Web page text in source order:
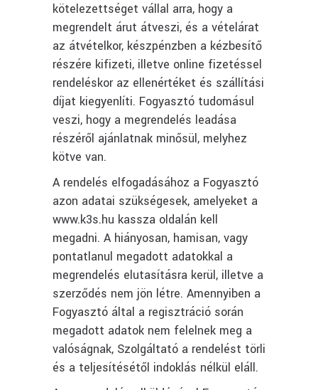
kötelezettséget vállal arra, hogy a
megrendelt árut átveszi, és a vételárat
az átvételkor, készpénzben a kézbesítő
részére kifizeti, illetve online fizetéssel
rendeléskor az ellenértéket és szállítási
díjat kiegyenlíti. Fogyasztó tudomásul
veszi, hogy a megrendelés leadása
részéről ajánlatnak minősül, melyhez
kötve van.
A rendelés elfogadásához a Fogyasztó
azon adatai szükségesek, amelyeket a
www.k3s.hu kassza oldalán kell
megadni. A hiányosan, hamisan, vagy
pontatlanul megadott adatokkal a
megrendelés elutasításra kerül, illetve a
szerződés nem jön létre. Amennyiben a
Fogyasztó által a regisztráció során
megadott adatok nem felelnek meg a
valóságnak, Szolgáltató a rendelést törli
és a teljesítésétől indoklás nélkül eláll.